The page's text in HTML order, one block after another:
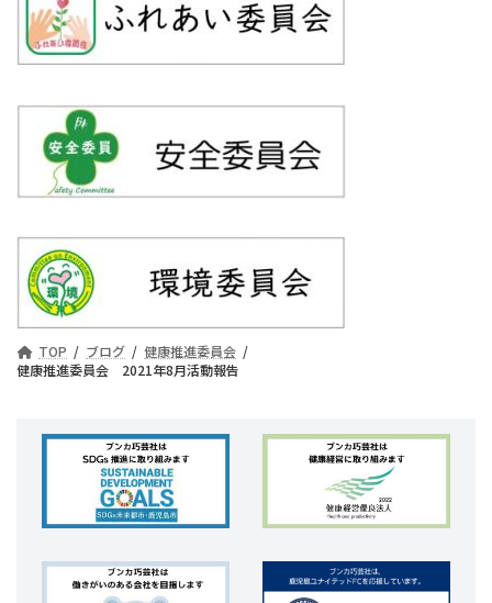
TOP ブログ
健康推進委員会
健康推進委員会 2021年8月活動報告